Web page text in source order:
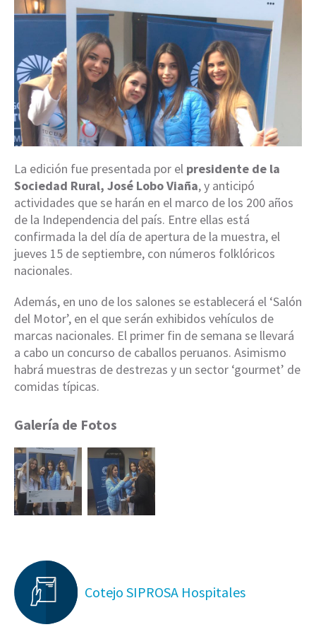
La edición fue presentada por el presidente de la
Sociedad Rural, José Lobo Viaña, y anticipó
actividades que se harán en el marco de los 200 años
de la Independencia del país. Entre ellas está
confirmada la del día de apertura de la muestra, el
jueves 15 de septiembre, con números folklóricos
nacionales.
Además, en uno de los salones se establecerá el ‘Salón
del Motor’, en el que serán exhibidos vehículos de
marcas nacionales. El primer fin de semana se llevará
a cabo un concurso de caballos peruanos. Asimismo
habrá muestras de destrezas y un sector ‘gourmet’ de
comidas típicas.
Galería de Fotos
Cotejo SIPROSA Hospitales